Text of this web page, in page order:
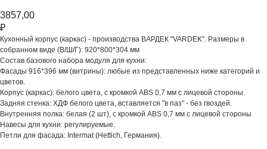
3857,00
₽
Кухонный корпус (каркас) - производства ВАРДЕК "VARDEK". Размеры в
собранном виде (В/Ш/Г): 920*800*304 мм
Состав базового набора модуля для кухни:
Фасады 916*396 мм (витрины): любые из представленных ниже категорий и
цветов.
Корпус (каркас): белого цвета, с кромкой АВS 0,7 мм с лицевой стороны.
Задняя стенка: ХДФ белого цвета, вставляется "в паз" - без гвоздей.
Внутренняя полка: белая (2 шт), с кромкой АВS 0,7 мм с лицевой стороны
Навесы для кухни: регулируемые.
Петли для фасада: Intermat (Hettich, Германия).